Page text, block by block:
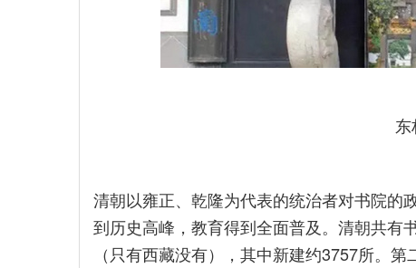
东
清朝以雍正、乾隆为代表的统治者对书院的
到历史高峰，教育得到全面普及。清朝共有
（只有西藏没有），其中新建约3757所。